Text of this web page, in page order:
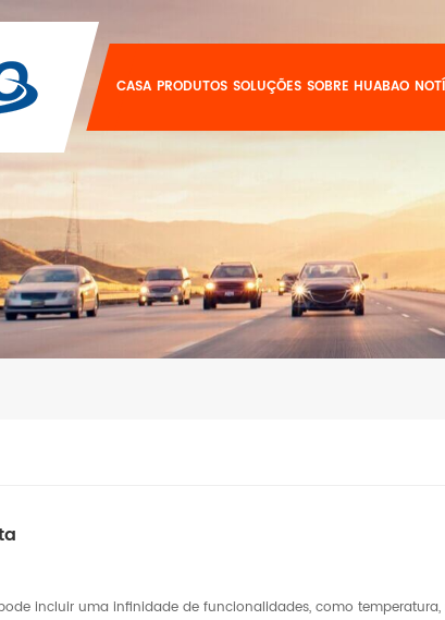
CASA PRODUTOS SOLUÇÕES SOBRE HUABAO
incluir uma infinidade de funcionalidades, como